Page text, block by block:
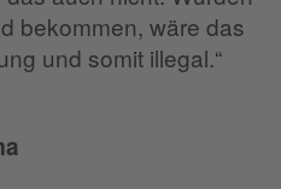
bekommen, wäre das
und somit illegal.“